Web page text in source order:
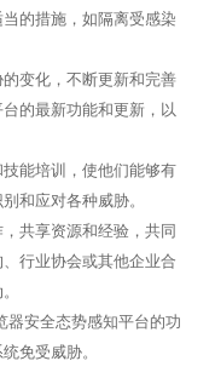
的措施，如隔离受感染
变化，不断更新和完善
的最新功能和更新，以
能培训，使他们能够有
和应对各种威胁。
共享资源和经验，共同
行业协会或其他企业合
安全态势感知平台的功
免受威胁。